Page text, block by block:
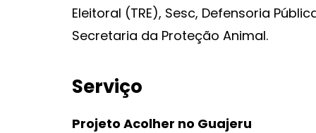
Eleitoral (TRE), Sesc, Defensoria
Secretaria da Proteção Animal.
Serviço
Projeto Acolher no Guajeru